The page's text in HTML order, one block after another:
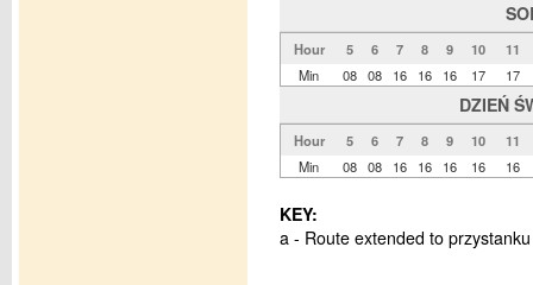
Hour 5 6 7 8 9 10
11
Min
08 08 16 16 16 17 17
DZIEŃ
Hour 5 6 7 8 9 10
11
Min
08 08 16 16 16 16 16
KEY:
a - Route extended to